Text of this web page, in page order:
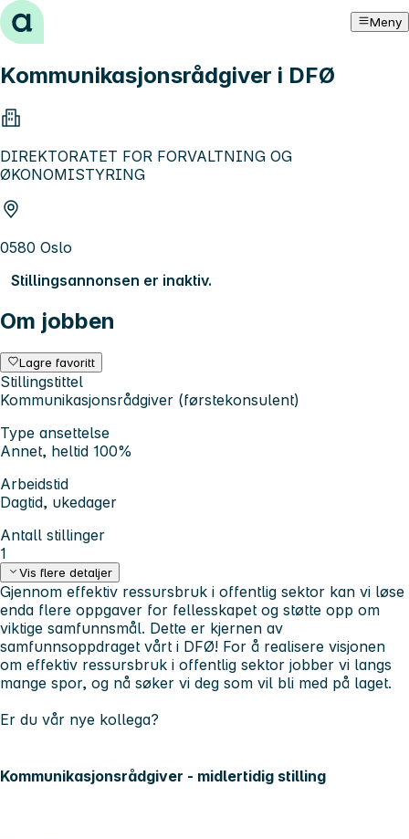
Hopp til innhold Meny
Kommunikasjonsrådgiver i DFØ
DIREKTORATET FOR FORVALTNING OG
ØKONOMISTYRING
0580 Oslo
Stillingsannonsen er inaktiv.
Om jobben
Lagre favoritt
Stillingstittel
Kommunikasjonsrådgiver (førstekonsulent)
Type ansettelse
Annet, heltid 100%
Arbeidstid
Dagtid, ukedager
Antall stillinger
1
Vis flere detaljer
Gjennom effektiv ressursbruk i offentlig sektor kan vi løse
enda flere oppgaver for fellesskapet og støtte opp om
viktige samfunnsmål. Dette er kjernen av
samfunnsoppdraget vårt i DFØ! For å realisere visjonen
om effektiv ressursbruk i offentlig sektor jobber vi langs
mange spor, og nå søker vi deg som vil bli med på laget.
Er du vår nye kollega?
Kommunikasjonsrådgiver - midlertidig stilling